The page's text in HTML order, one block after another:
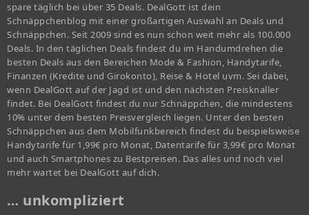
spare täglich bei über 35 Deals. DealGott ist dein
Schnäppchenblog mit einer großartigen Auswahl an Deals und
Schnäppchen. Seit 2009 sind es nun schon weit mehr als 100.000
Deals. In den täglichen Deals findest du im Handumdrehen die
besten Deals aus den Bereichen Mode & Fashion, Handytarife,
Finanzen (Kredite und Girokonto), Reise & Hotel uvm. Sei dabei,
wenn DealGott auf der Jagd ist und den nächsten Preisknaller
findet. Bei DealGott findest du nur Schnäppchen, die mindestens
10% unter dem besten Preisvergleich liegen. Unter den besten
Schnäppchen aus dem Mobilfunkbereich findest du beispielsweise
Handytarife für 1,99€ pro Monat, Datentarife für 3,99€ pro Monat
und auch Smartphones zu Bestpreisen. Das alles und noch viel
mehr wartet bei DealGott auf dich.
… unkompliziert